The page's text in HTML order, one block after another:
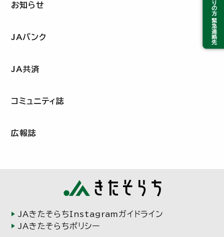
お知らせ
JAバンク
JA共済
コミュニティ誌
広報誌
JAきたそらちInstagramガイドライン
JAきたそらちポリシー